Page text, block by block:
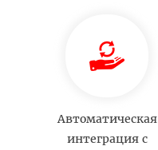
Автоматическая
интеграция с